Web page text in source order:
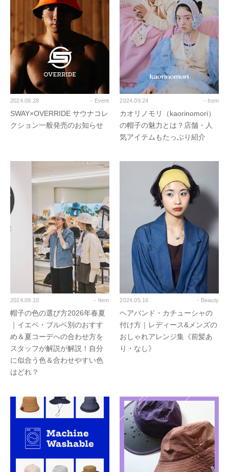
2024.09.28 - Event
SWAY×OVERRIDE サウナコレ
クション一般発売のお知らせ
2024.09.24 - Item
カオリノモリ（kaorinomori）
の帽子の魅力とは？店舗・人
気アイテムもたっぷり紹介
2024.09.10 - Item
帽子の色の選び方2026年春夏
｜イエベ・ブルベ別のおすす
め＆夏コーデへの合わせ方を
スタッフが解説が解説！自分
に似合う色＆合わせやすい色
はどれ？
2024.05.16 - Beauty
ヘアバンド・カチューシャの
付け方｜レディース&メンズの
おしゃれアレンジ集《前髪あ
り・なし》